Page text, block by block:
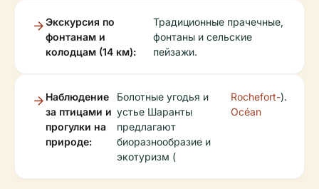
Экскурсия по
фонтанам и
колодцам (14 км):
Традиционные прачечные,
фонтаны и сельские
пейзажи.
Наблюдение
за птицами и
прогулки на
природе:
Болотные угодья и
устье Шаранты
предлагают
биоразнообразие и
экотуризм (
Rochefort-
Océan
).